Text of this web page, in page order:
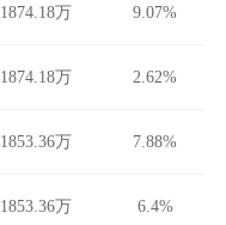
1874.18万 9.07%
1874.18万 2.62%
1853.36万 7.88%
1853.36万 6.4%